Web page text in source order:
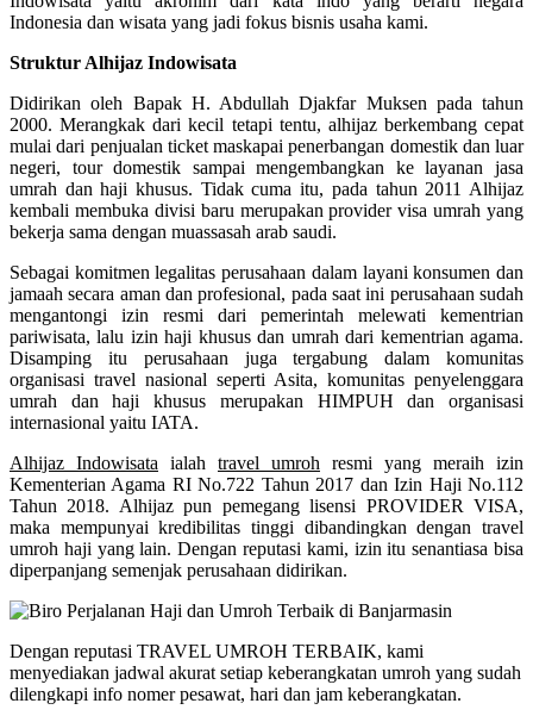
Indonesia dan wisata yang jadi fokus bisnis usaha kami.
Struktur Alhijaz Indowisata
Didirikan oleh Bapak H. Abdullah Djakfar Muksen pada tahun
2000. Merangkak dari kecil tetapi tentu, alhijaz berkembang cepat
mulai dari penjualan ticket maskapai penerbangan domestik dan luar
negeri, tour domestik sampai mengembangkan ke layanan jasa
umrah dan haji khusus. Tidak cuma itu, pada tahun 2011 Alhijaz
kembali membuka divisi baru merupakan provider visa umrah yang
bekerja sama dengan muassasah arab saudi.
Sebagai komitmen legalitas perusahaan dalam layani konsumen dan
jamaah secara aman dan profesional, pada saat ini perusahaan sudah
mengantongi izin resmi dari pemerintah melewati kementrian
pariwisata, lalu izin haji khusus dan umrah dari kementrian agama.
Disamping itu perusahaan juga tergabung dalam komunitas
organisasi travel nasional seperti Asita, komunitas penyelenggara
umrah dan haji khusus merupakan HIMPUH dan organisasi
internasional yaitu IATA.
Alhijaz Indowisata ialah travel umroh resmi yang meraih izin
Kementerian Agama RI No.722 Tahun 2017 dan Izin Haji No.112
Tahun 2018. Alhijaz pun pemegang lisensi PROVIDER VISA,
maka mempunyai kredibilitas tinggi dibandingkan dengan travel
umroh haji yang lain. Dengan reputasi kami, izin itu senantiasa bisa
diperpanjang semenjak perusahaan didirikan.
Dengan reputasi TRAVEL UMROH TERBAIK, kami
menyediakan jadwal akurat setiap keberangkatan umroh yang sudah
dilengkapi info nomer pesawat, hari dan jam keberangkatan.